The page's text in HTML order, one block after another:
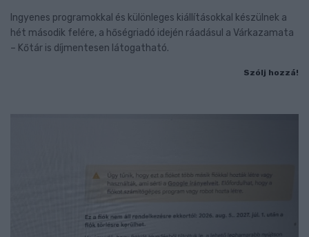
Ingyenes programokkal és különleges kiállításokkal készülnek a
hét második felére, a hőségriadó idején ráadásul a Várkazamata
– Kőtár is díjmentesen látogatható.
Szólj hozzá!